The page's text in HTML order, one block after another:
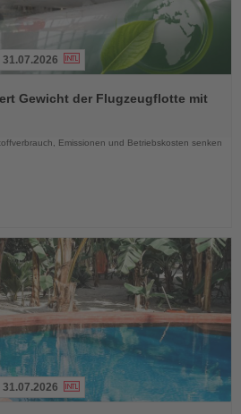
31.07.2026
Gewicht der Flugzeugflotte mit
Emissionen und Betriebskosten senken
31.07.2026